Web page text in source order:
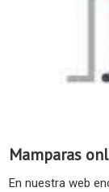
Mamparas
En nuestra web